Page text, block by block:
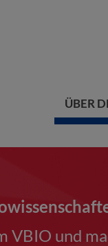
ÜBER
VBIO und